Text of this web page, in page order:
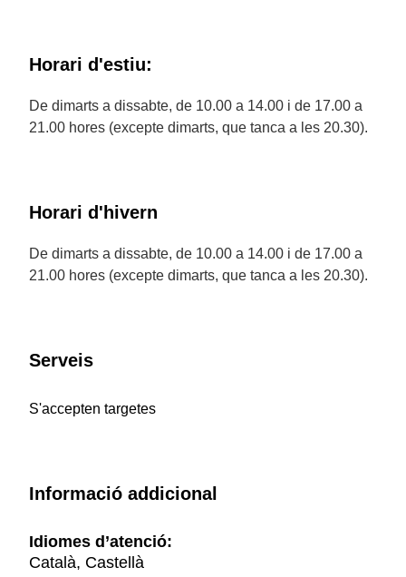
Horari d'estiu:
De dimarts a dissabte, de 10.00 a 14.00 i de 17.00 a
21.00 hores (excepte dimarts, que tanca a les 20.30).
Horari d'hivern
De dimarts a dissabte, de 10.00 a 14.00 i de 17.00 a
21.00 hores (excepte dimarts, que tanca a les 20.30).
Serveis
S'accepten targetes
Informació addicional
Idiomes d’atenció:
Català, Castellà